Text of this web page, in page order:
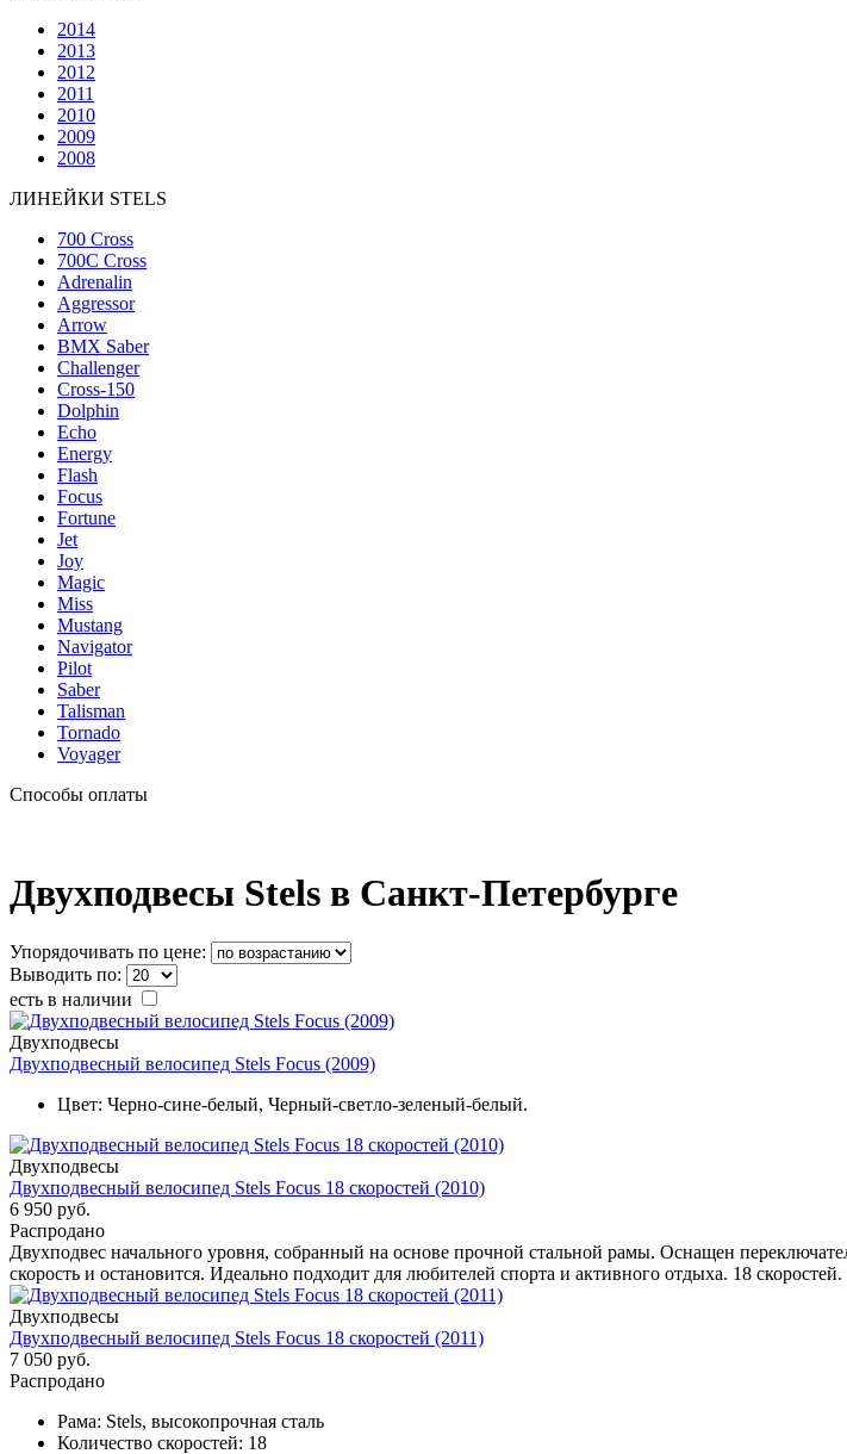
2014
2013
2012
2011
2010
2009
2008
ЛИНЕЙКИ STELS
700 Cross
700C Cross
Adrenalin
Aggressor
Arrow
BMX Saber
Challenger
Cross-150
Dolphin
Echo
Energy
Flash
Focus
Fortune
Jet
Joy
Magic
Miss
Mustang
Navigator
Pilot
Saber
Talisman
Tornado
Voyager
Способы оплаты
Двухподвесы Stels в Санкт-Петербурге
Упорядочивать по цене:
Выводить по:
есть в наличии
Двухподвесы
Двухподвесный велосипед Stels Focus (2009)
Цвет: Черно-сине-белый, Черный-светло-зеленый-белый.
Двухподвесы
Двухподвесный велосипед Stels Focus 18 скоростей (2010)
6 950 руб.
Распродано
Двухподвес начального уровня, собранный на основе прочной стальной рамы. Оснащен
скорость и остановится. Идеально подходит для любителей спорта и активного отдыха. 18 скоростей.
Двухподвесы
Двухподвесный велосипед Stels Focus 18 скоростей (2011)
7 050 руб.
Распродано
Рама: Stels, высокопрочная сталь
Количество скоростей: 18